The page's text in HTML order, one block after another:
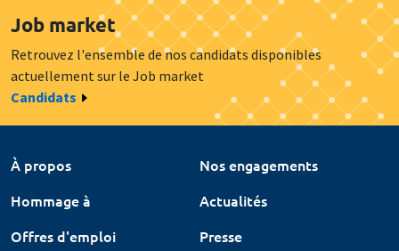
Job market
Retrouvez l'ensemble de nos candidats disponibles
actuellement sur le Job market
Candidats
À propos
Nos engagements
Hommage à
Actualités
Offres d'emploi
Presse